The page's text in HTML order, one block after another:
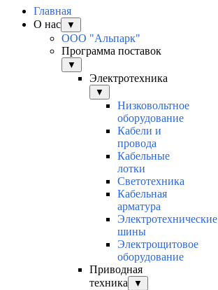
Главная
О нас
▼
ООО "Альпарк"
Программа поставок
▼
Электротехника
▼
Низковольтное
оборудование
Кабели и
провода
Кабельные
лотки
Светотехника
Кабельная
арматура
Электротехнические
шины
Электрощитовое
оборудование
Приводная
техника
▼